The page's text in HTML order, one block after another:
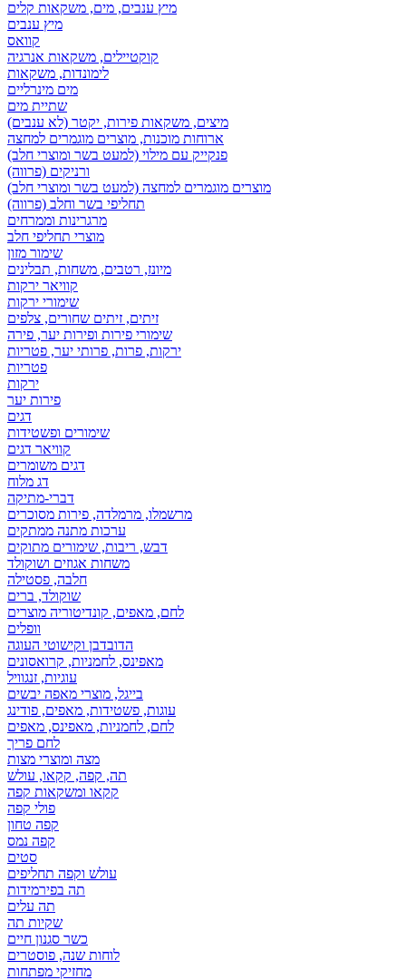
מיץ ענבים, מים, משקאות קלים
מיץ ענבים
קוואס
קוקטיילים, משקאות אנרגיה
לימונדות, משקאות
מים מינרליים
שתיית מים
מיצים, משקאות פירות, יקטר (לא ענבים)
ארוחות מוכנות, מוצרים מוגמרים למחצה
פנקייק עם מילוי (למעט בשר ומוצרי חלב)
ורניקים (פרווה)
מוצרים מוגמרים למחצה (למעט בשר ומוצרי חלב)
תחליפי בשר וחלב (פרווה)
מרגרינות וממרחים
מוצרי תחליפי חלב
שימור מזון
מיונז, רטבים, משחות, תבלינים
קוויאר ירקות
שימורי ירקות
זיתים, זיתים שחורים, צלפים
שימורי פירות ופירות יער, פירה
ירקות, פרות, פרותי יער, פטריות
פטריות
ירקות
פירות יער
דגים
שימורים ופשטידות
קוויאר דגים
דגים משומרים
דג מלוח
דברי-מתיקה
מרשמלו, מרמלדה, פירות מסוכרים
ערכות מתנה ממתקים
דבש, ריבות, שימורים מתוקים
משחות אגוזים ושוקולד
חלבה, פסטילה
שוקולד, ברים
לחם, מאפים, קונדיטוריה מוצרים
וופלים
הדובדבן וקישוטי העוגה
מאפינס, לחמניות, קרואסונים
עוגיות, זנגוויל
בייגל, מוצרי מאפה יבשים
עוגות, פשטידות, מאפים, פודינג
לחם, לחמניות, מאפינס, מאפים
לחם פריך
מצה ומוצרי מצות
תה, קפה, קקאו, עולש
קקאו ומשקאות קפה
פולי קפה
קפה טחון
קפה נמס
סטים
עולש וקפה תחליפים
תה בפירמידות
תה עלים
שקיות תה
כשר סגנון חיים
לוחות שנה, פוסטרים
מחזיקי מפתחות